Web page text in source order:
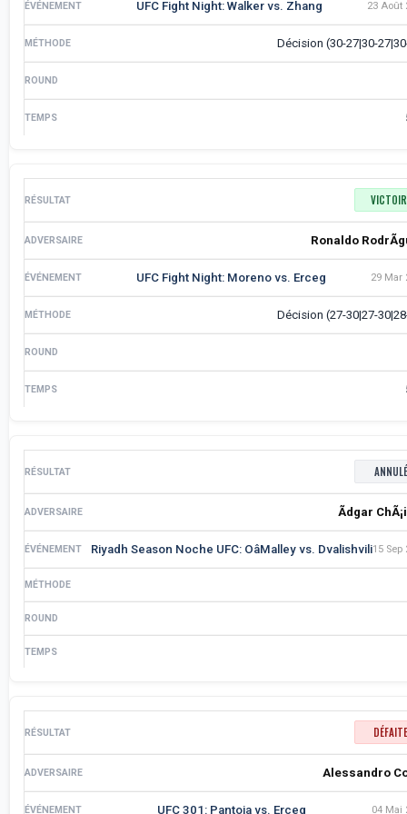
UFC Fight Night: Walker vs. Zhang 23 Août
Décision (30-27|30-
Ronaldo
UFC Fight Night: Moreno vs. Erceg 29 Mar
Décision (27-30|27-
ANNULÉ
Ãdgar
Riyadh Season Noche UFC: OâMalley vs. Dvalishvili15 Sep
DÉFAITE
Alessandro
UFC 301: Pantoja vs. Erceg 04 Mai